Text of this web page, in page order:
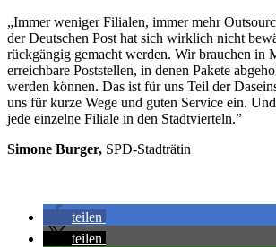
„Immer weniger Filialen, immer mehr
der Deutschen Post hat sich wirklich nicht
rückgängig gemacht werden. Wir brauchen in
erreichbare Poststellen, in denen Pakete
werden können. Das ist für uns Teil der
uns für kurze Wege und guten Service ein.
jede einzelne Filiale in den Stadtvierteln.”
Simone Burger, SPD-Stadträtin
teilen
teilen